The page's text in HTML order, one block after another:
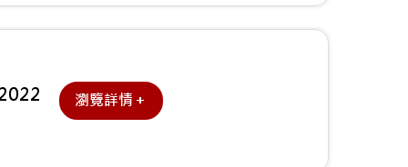
瀏覽詳情＋